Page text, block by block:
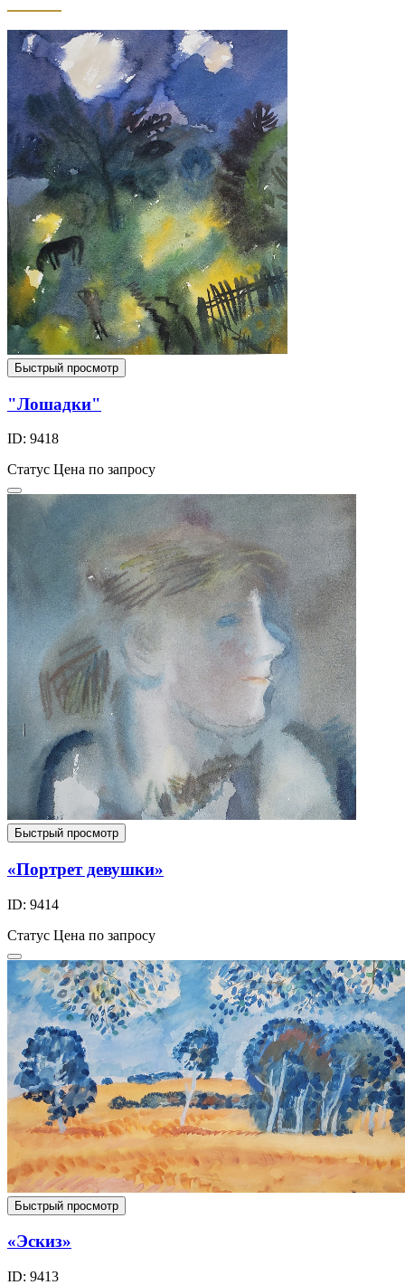
Быстрый просмотр
"Лошадки"
ID: 9418
Статус Цена по запросу
Быстрый просмотр
«Портрет девушки»
ID: 9414
Статус Цена по запросу
Быстрый просмотр
«Эскиз»
ID: 9413